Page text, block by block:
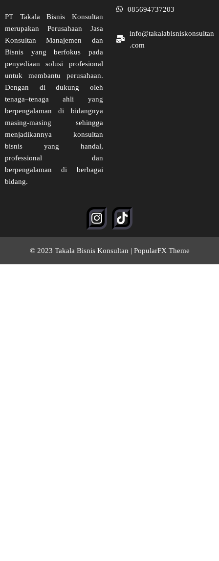
PT Takala Bisnis Konsultan
merupakan Perusahaan Jasa
Konsultan Manajemen dan
Bisnis yang berfokus pada
penyediaan solusi profesional
untuk membantu perusahaan.
Dengan di dukung oleh
tenaga–tenaga ahli yang
berpengalaman di bidangnya
masing-masing sehingga
menjadikannya konsultan
bisnis yang handal,
professional dan
berpengalaman di berbagai
bidang.
085694737203
info@takalabisniskonsultan
.com
© 2023 Takala Bisnis Konsultan | PopularFX Theme